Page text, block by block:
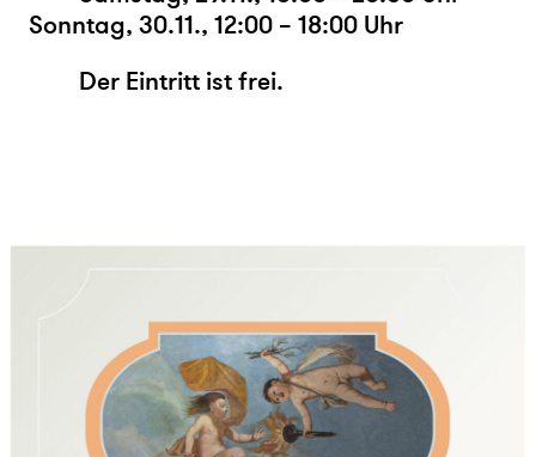
Sonntag, 30.11., 12:00 – 18:00 Uhr
Der Eintritt ist frei.